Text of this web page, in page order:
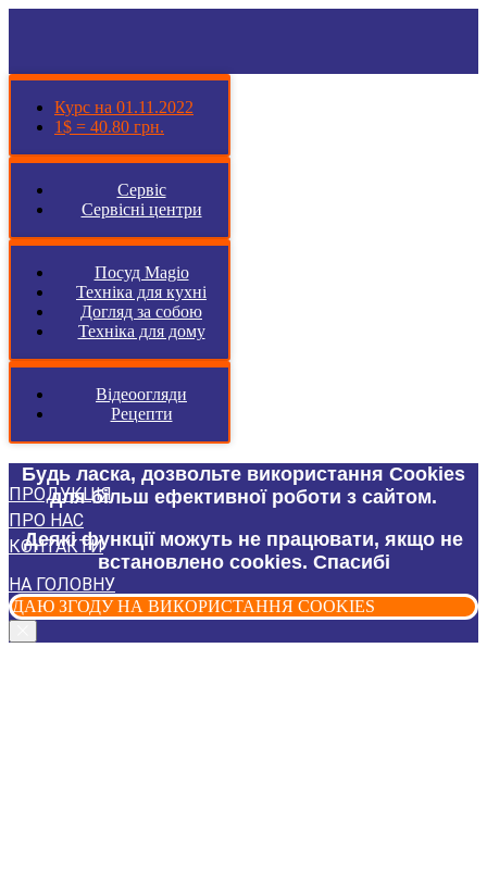
ПРОДУКЦІЯ
ПРО НАС
КОНТАКТИ
НА ГОЛОВНУ
Курс на 01.11.2022
1$ = 40.80 грн.
Сервіс
Сервісні центри
Посуд Magio
Техніка для кухні
Догляд за собою
Техніка для дому
Відеоогляди
Рецепти
Будь ласка, дозвольте використання Cookies
для більш ефективної роботи з сайтом.
Деякі функції можуть не працювати, якщо не
встановлено cookies. Спасибі
ДАЮ ЗГОДУ НА ВИКОРИСТАННЯ COOKIES